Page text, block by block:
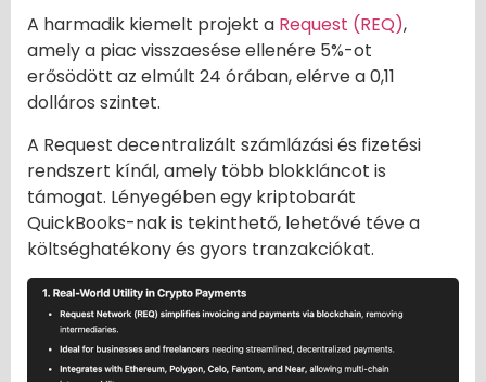
A harmadik kiemelt projekt a Request (REQ),
amely a piac visszaesése ellenére 5%-ot
erősödött az elmúlt 24 órában, elérve a 0,11
dolláros szintet.
A Request decentralizált számlázási és fizetési
rendszert kínál, amely több blokkláncot is
támogat. Lényegében egy kriptobarát
QuickBooks-nak is tekinthető, lehetővé téve a
költséghatékony és gyors tranzakciókat.